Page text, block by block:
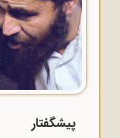
پیشگفتار